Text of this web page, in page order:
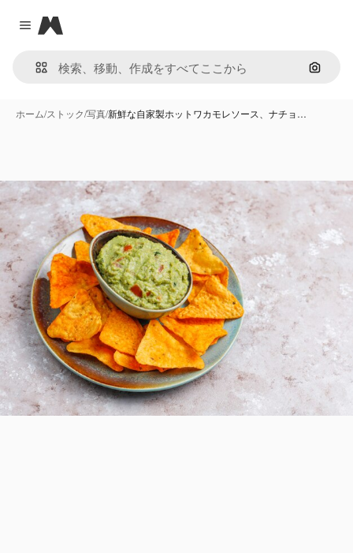
Close menu
Magnific
画像で
ホーム/ストック/写真/新鮮な自家製ホットワカモレソース、ナチョ…